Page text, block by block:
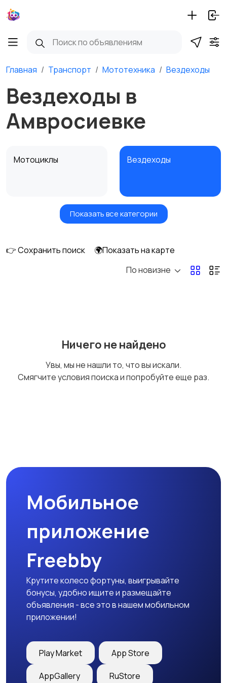
Главная Транспорт Мототехника Вездеходы
Вездеходы в
Амвросиевке
Мотоциклы Вездеходы
Квадроциклы и багги
Снегоходы
Показать все категории
👉 Сохранить поиск
🌍Показать на карте
По новизне
Ничего не найдено
Увы, мы не нашли то, что вы искали.
Смягчите условия поиска и попробуйте еще раз.
Мобильное
приложение
Freebby
Крутите колесо фортуны, выигрывайте
бонусы, удобно ищите и размещайте
объявления - все это в нашем мобильном
приложении!
Play Market App Store
AppGallery RuStore